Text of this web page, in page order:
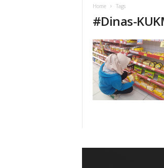
Home Tags
#Dinas-